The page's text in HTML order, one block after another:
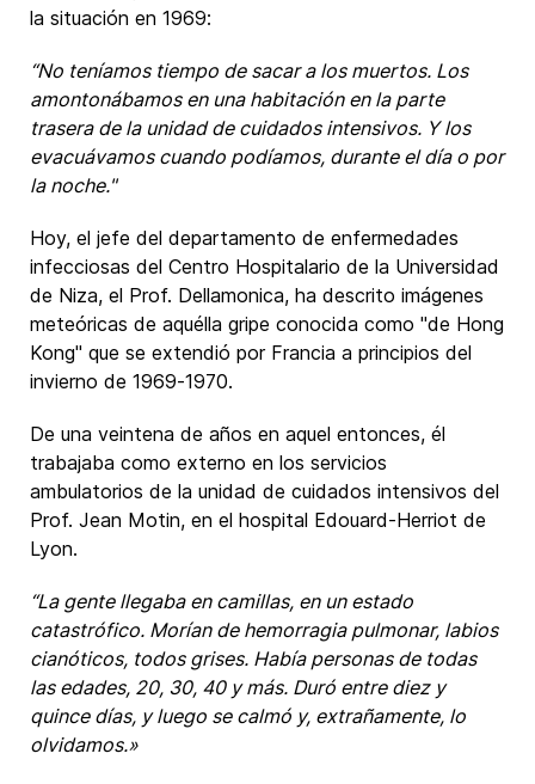
la situación en 1969:
“No teníamos tiempo de sacar a los muertos. Los
amontonábamos en una habitación en la parte
trasera de la unidad de cuidados intensivos. Y los
evacuávamos cuando podíamos, durante el día o por
la noche."
Hoy, el jefe del departamento de enfermedades
infecciosas del Centro Hospitalario de la Universidad
de Niza, el Prof. Dellamonica, ha descrito imágenes
meteóricas de aquélla gripe conocida como "de Hong
Kong" que se extendió por Francia a principios del
invierno de 1969-1970.
De una veintena de años en aquel entonces, él
trabajaba como externo en los servicios
ambulatorios de la unidad de cuidados intensivos del
Prof. Jean Motin, en el hospital Edouard-Herriot de
Lyon.
“La gente llegaba en camillas, en un estado
catastrófico. Morían de hemorragia pulmonar, labios
cianóticos, todos grises. Había personas de todas
las edades, 20, 30, 40 y más. Duró entre diez y
quince días, y luego se calmó y, extrañamente, lo
olvidamos.»